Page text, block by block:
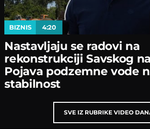
BIZNIS 4:20
Nastavljaјu se radovi na
rekonstrukciјi Savskog
Poјava podzemne vode
stabilnost
SVE IZ RUBRIKE VIDEO